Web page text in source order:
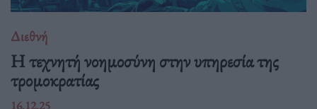
Διεθνή
Η τεχνητή νοημοσύνη στην υπηρεσία της
τρομοκρατίας
16.12.25